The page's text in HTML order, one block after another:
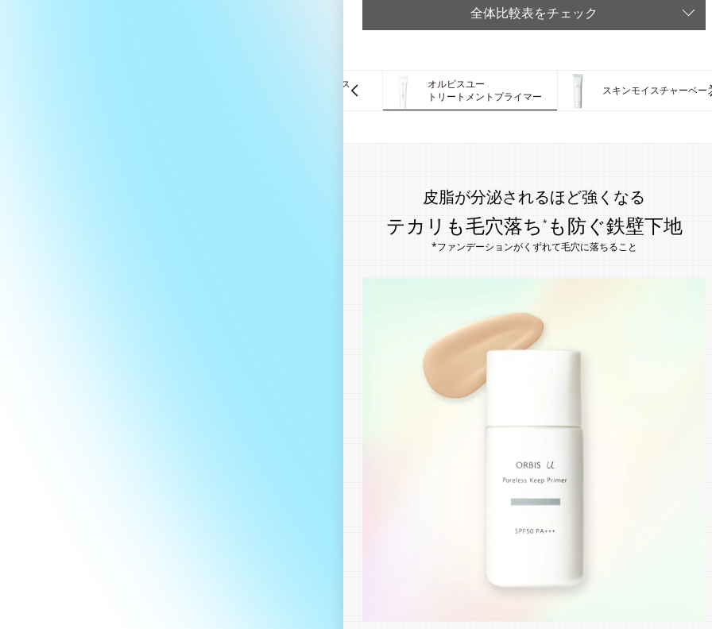
全体比較表をチェック
オルビスユー ポアレス
オルビスユー
トリートメントプライマー
スキンモイスチャーベー
皮脂が分泌されるほど強くなる
テカリも毛穴落ち * も防ぐ鉄壁下地
*ファンデーションがくずれて毛穴に落ちること